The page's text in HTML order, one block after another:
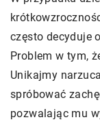
często decyduje
Problem w tym,
Unikajmy
spróbować
pozwalając mu